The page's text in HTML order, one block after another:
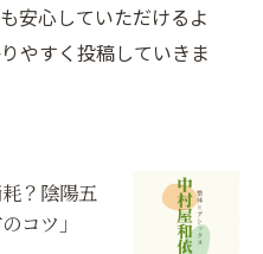
安心していただけるよ
やすく投稿していきま
？陰陽五
コツ」